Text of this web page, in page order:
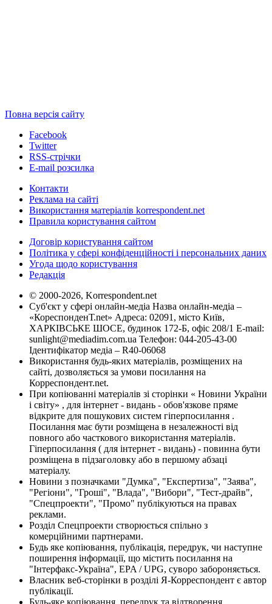
Повна версія сайту
Facebook
Twitter
RSS-стрічки
E-mail розсилка
Контакти
Реклама на сайті
Використання матеріалів korrespondent.net
Правила користування сайтом
Договір користування сайтом
Політика у сфері конфіденційності і персональних даних
Угода щодо користування
Редакція
© 2000-2026, Korrespondent.net
Суб'єкт у сфері онлайн-медіа Назва онлайн-медіа –
«КореспонденТ.net» Адреса: 02091, місто Київ,
ХАРКІВСЬКЕ ШОСЕ, будинок 172-Б, офіс 208/1 E-mail:
sunlight@mediadim.com.ua Телефон: 044-205-43-00
Ідентифікатор медіа – R40-06068
Використання будь-яких матеріалів, розміщених на
сайті, дозволяється за умови посилання на
Корреспондент.net.
При копіюванні матеріалів зі сторінки « Новини України
і світу» , для інтернет - видань - обов'язкове пряме
відкрите для пошукових систем гіперпосилання .
Посилання має бути розміщена в незалежності від
повного або часткового використання матеріалів.
Гіперпосилання ( для інтернет - видань) - повинна бути
розміщена в підзаголовку або в першому абзаці
матеріалу.
Новини з позначками "Думка", "Експертиза", "Заява",
"Регіони", "Гроші", "Влада", "Вибори", "Тест-драйв",
"Спецпроекти", "Промо" публікуються на правах
реклами.
Розділ Спецпроекти створюється спільно з
комерційними партнерами.
Будь яке копіювання, публікація, передрук, чи наступне
поширення інформації, що містить посилання на
"Інтерфакс-Україна", EPA / UPG, суворо забороняється.
Власник веб-сторінки в розділі Я-Корреспондент є автор
публікації.